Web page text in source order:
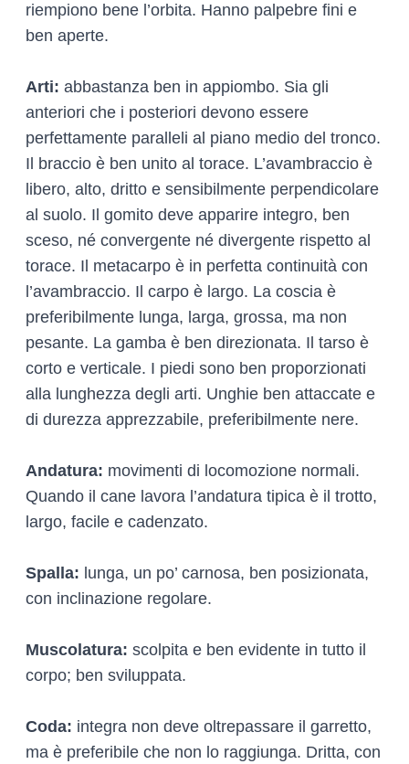
riempiono bene l’orbita. Hanno palpebre fini e
ben aperte.
Arti: abbastanza ben in appiombo. Sia gli
anteriori che i posteriori devono essere
perfettamente paralleli al piano medio del tronco.
Il braccio è ben unito al torace. L’avambraccio è
libero, alto, dritto e sensibilmente perpendicolare
al suolo. Il gomito deve apparire integro, ben
sceso, né convergente né divergente rispetto al
torace. Il metacarpo è in perfetta continuità con
l’avambraccio. Il carpo è largo. La coscia è
preferibilmente lunga, larga, grossa, ma non
pesante. La gamba è ben direzionata. Il tarso è
corto e verticale. I piedi sono ben proporzionati
alla lunghezza degli arti. Unghie ben attaccate e
di durezza apprezzabile, preferibilmente nere.
Andatura: movimenti di locomozione normali.
Quando il cane lavora l’andatura tipica è il trotto,
largo, facile e cadenzato.
Spalla: lunga, un po’ carnosa, ben posizionata,
con inclinazione regolare.
Muscolatura: scolpita e ben evidente in tutto il
corpo; ben sviluppata.
Coda: integra non deve oltrepassare il garretto,
ma è preferibile che non lo raggiunga. Dritta, con